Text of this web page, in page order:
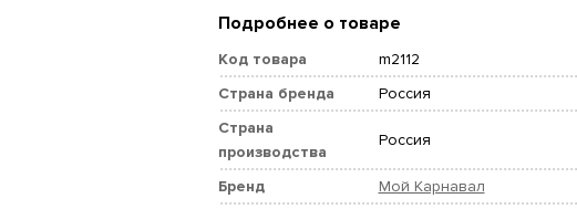
Подробнее о товаре
Код товара
m2112
Страна бренда
Россия
Страна
производства
Россия
Бренд
Мой Карнавал